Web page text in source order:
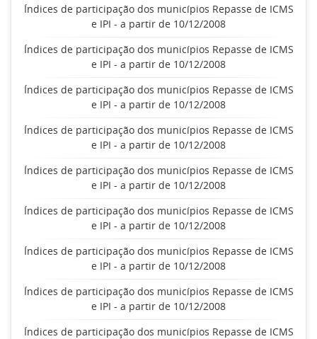
Índices de participação dos municípios Repasse de ICMS
e IPI - a partir de 10/12/2008
Índices de participação dos municípios Repasse de ICMS
e IPI - a partir de 10/12/2008
Índices de participação dos municípios Repasse de ICMS
e IPI - a partir de 10/12/2008
Índices de participação dos municípios Repasse de ICMS
e IPI - a partir de 10/12/2008
Índices de participação dos municípios Repasse de ICMS
e IPI - a partir de 10/12/2008
Índices de participação dos municípios Repasse de ICMS
e IPI - a partir de 10/12/2008
Índices de participação dos municípios Repasse de ICMS
e IPI - a partir de 10/12/2008
Índices de participação dos municípios Repasse de ICMS
e IPI - a partir de 10/12/2008
Índices de participação dos municípios Repasse de ICMS